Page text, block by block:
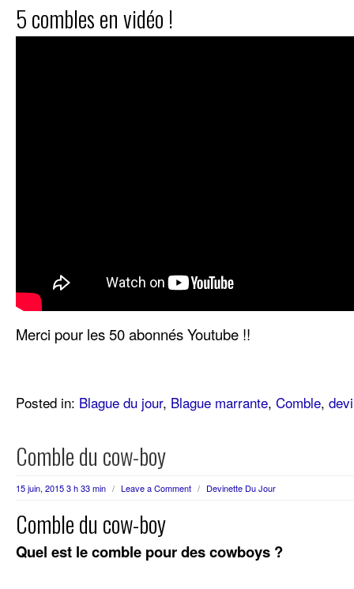
5 combles en vidéo !
Merci pour les 50 abonnés Youtube !!
Posted in: Blague du jour, Blague marrante, Comble,
Comble du cow-boy
15 juin, 2015 3 h 33 min / Leave a Comment / Devinette Du Jour
Comble du cow-boy
Quel est le comble pour des cowboys ?